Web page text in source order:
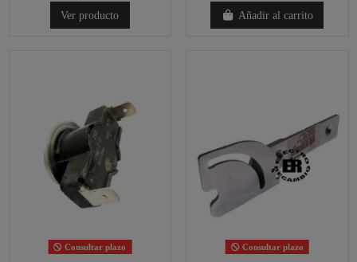
Ver producto Añadir al carrito
Consultar plazo Consultar plazo